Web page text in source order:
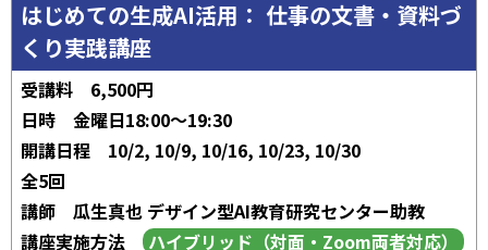
はじめての生成AI活用： 仕事の文書・資料づ
くり実践講座
受講料
6,500円
日時
金曜日18:00～19:30
開講日程
10/2, 10/9, 10/16, 10/23, 10/30
全5回
講師
瓜生真也 デザイン型AI教育研究センター助教
講座実施方法